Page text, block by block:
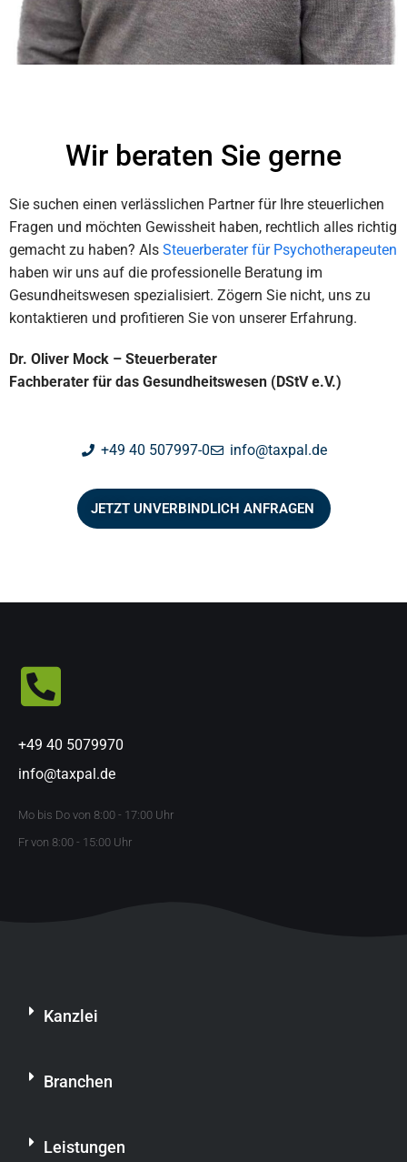
Wir beraten Sie gerne
Sie suchen einen verlässlichen Partner für Ihre steuerlichen
Fragen und möchten Gewissheit haben, rechtlich alles richtig
gemacht zu haben? Als Steuerberater für Psychotherapeuten
haben wir uns auf die professionelle Beratung im
Gesundheitswesen spezialisiert. Zögern Sie nicht, uns zu
kontaktieren und profitieren Sie von unserer Erfahrung.
Dr. Oliver Mock – Steuerberater
Fachberater für das Gesundheitswesen (DStV e.V.)
+49 40 507997-0 info@taxpal.de
JETZT UNVERBINDLICH ANFRAGEN
+49 40 5079970
info@taxpal.de
Mo bis Do von 8:00 - 17:00 Uhr
Fr von 8:00 - 15:00 Uhr
Kanzlei
Branchen
Leistungen